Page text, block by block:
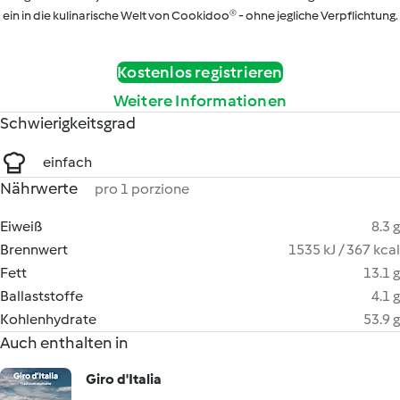
ein in die kulinarische Welt von Cookidoo® - ohne jegliche Verpflichtung.
Kostenlos registrieren
Weitere Informationen
Schwierigkeitsgrad
einfach
Nährwerte pro 1 porzione
Eiweiß
8.3 g
Brennwert
1535 kJ / 367 kcal
Fett
13.1 g
Ballaststoffe
4.1 g
Kohlenhydrate
53.9 g
Auch enthalten in
Giro d'Italia